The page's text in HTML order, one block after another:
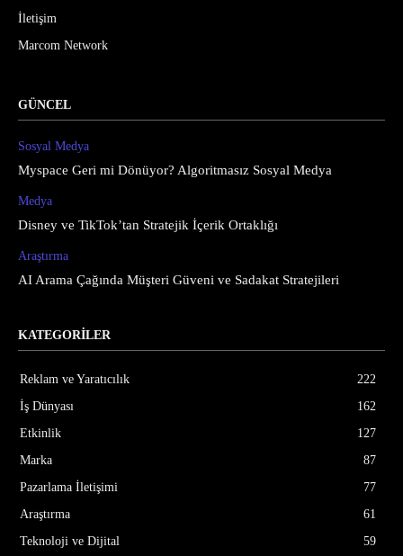
İletişim
Marcom Network
GÜNCEL
Sosyal Medya
Myspace Geri mi Dönüyor? Algoritmasız Sosyal Medya
Medya
Disney ve TikTok’tan Stratejik İçerik Ortaklığı
Araştırma
AI Arama Çağında Müşteri Güveni ve Sadakat Stratejileri
KATEGORİLER
Reklam ve Yaratıcılık
222
İş Dünyası
162
Etkinlik
127
Marka
87
Pazarlama İletişimi
77
Araştırma
61
Teknoloji ve Dijital
59